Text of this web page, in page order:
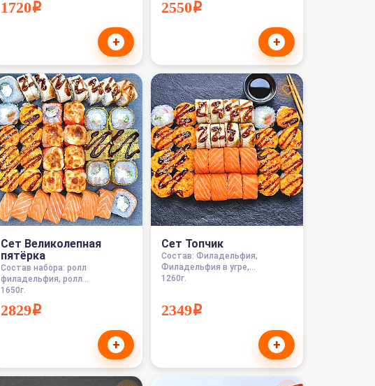
1720i
+
2550i
+
Сет Великолепная
пятёрка
Состав набора: ролл
филадельфия, ролл...
1650г.
2829i
+
Сет Топчик
Состав: Филадельфия,
Филадельфия в угре,...
1260г.
2349i
+